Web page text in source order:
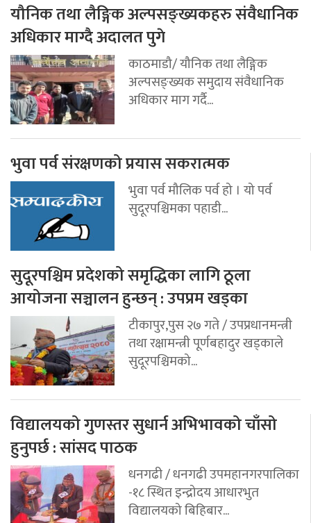
यौनिक तथा लैङ्गिक अल्पसङ्ख्यकहरु संवैधानिक
अधिकार माग्दै अदालत पुगे
काठमाडौ/ यौनिक तथा लैङ्गिक
अल्पसङ्ख्यक समुदाय संवैधानिक
अधिकार माग गर्दै...
भुवा पर्व संरक्षणको प्रयास सकरात्मक
भुवा पर्व मौलिक पर्व हो । यो पर्व
सुदूरपश्चिमका पहाडी...
सुदूरपश्चिम प्रदेशको समृद्धिका लागि ठूला
आयोजना सञ्चालन हुन्छन् : उपप्रम खड्का
टीकापुर,पुस २७ गते / उपप्रधानमन्त्री
तथा रक्षामन्त्री पूर्णबहादुर खड्काले
सुदूरपश्चिमको...
विद्यालयको गुणस्तर सुधार्न अभिभावको चाँसो
हुनुपर्छ : सांसद पाठक
धनगढी / धनगढी उपमहानगरपालिका
-१८ स्थित इन्द्रोदय आधारभुत
विद्यालयको बिहिबार...